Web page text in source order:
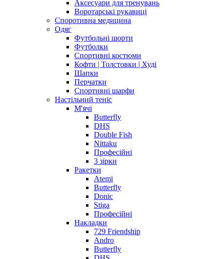
Аксесуари для тренувань
Воротарські рукавиці
Споротивна медицина
Одяг
Футбольні шорти
Футболки
Спортивні костюми
Кофти | Толстовки | Худі
Шапки
Перчатки
Спортивні шарфи
Настільний теніс
М'ячі
Butterfly
DHS
Double Fish
Nittaku
Професійні
3 зірки
Ракетки
Atemi
Butterfly
Donic
Stiga
Професійні
Накладки
729 Friendship
Andro
Butterfly